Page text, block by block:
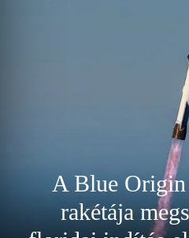
A Blue
rakétája